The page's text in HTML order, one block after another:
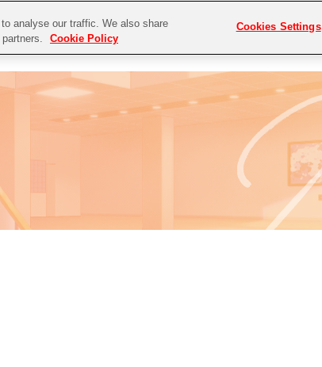
NEWS DISCOGRAPHY
analyse our traffic. We also share
Cookie Policy
Cookies Settings